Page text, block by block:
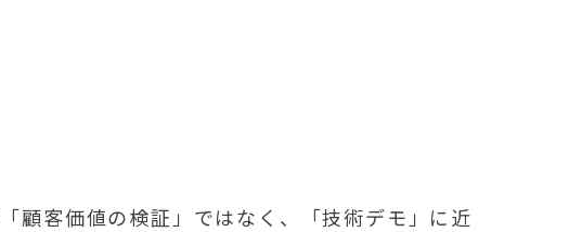
顧客価値の検証」ではなく、「技術デモ」に近